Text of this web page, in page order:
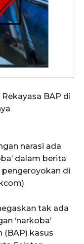
BAP di
narasi ada
dalam berita
pengeroyokan di
tak ada
‘narkoba’
(BAP) kasus